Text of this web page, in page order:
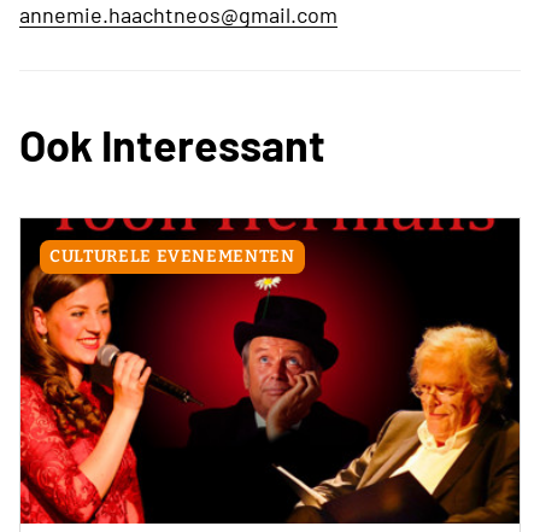
annemie.haachtneos@gmail.com
Ook Interessant
CULTURELE EVENEMENTEN